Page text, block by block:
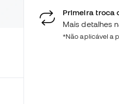
Primeira troca
Mais detalhes
*Não aplicável a